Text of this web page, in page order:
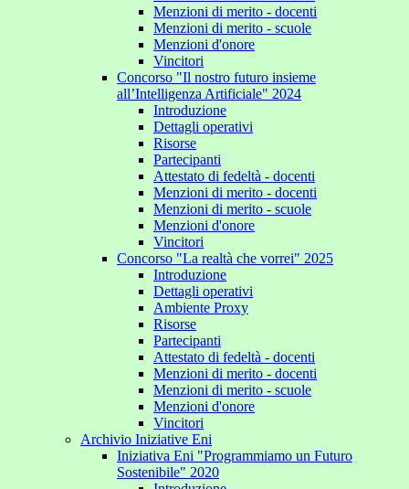
Menzioni di merito - docenti
Menzioni di merito - scuole
Menzioni d'onore
Vincitori
Concorso "Il nostro futuro insieme
all’Intelligenza Artificiale" 2024
Introduzione
Dettagli operativi
Risorse
Partecipanti
Attestato di fedeltà - docenti
Menzioni di merito - docenti
Menzioni di merito - scuole
Menzioni d'onore
Vincitori
Concorso "La realtà che vorrei" 2025
Introduzione
Dettagli operativi
Ambiente Proxy
Risorse
Partecipanti
Attestato di fedeltà - docenti
Menzioni di merito - docenti
Menzioni di merito - scuole
Menzioni d'onore
Vincitori
Archivio Iniziative Eni
Iniziativa Eni "Programmiamo un Futuro
Sostenibile" 2020